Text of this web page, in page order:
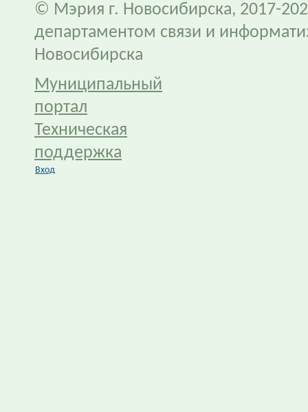
© Мэрия г. Новосибирска, 2017-
департаментом связи и
Новосибирска
Муниципальный
портал
Техническая
поддержка
Вход